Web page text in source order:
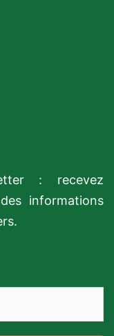
: recevez
informations